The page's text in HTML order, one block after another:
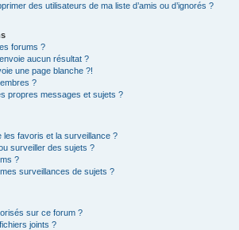
des utilisateurs de ma liste d’amis ou d’ignorés ?
forums ?
aucun résultat ?
une page blanche ?!
?
propres messages et sujets ?
les favoris et la surveillance ?
surveiller des sujets ?
?
surveillances de sujets ?
sur ce forum ?
joints ?